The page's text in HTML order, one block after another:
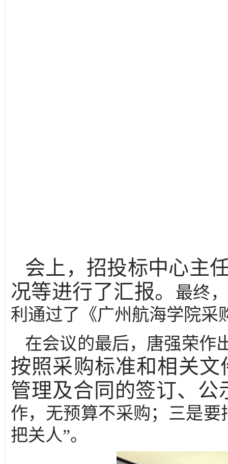
会上， 招投标中心主
况等进行了汇报。
最终
利通过了《广州航海学院采
在会议的最后，唐强荣作
按照采购标准和相关文
管理及合同的签订、公
作，无预算不采购；三是
把关人”。